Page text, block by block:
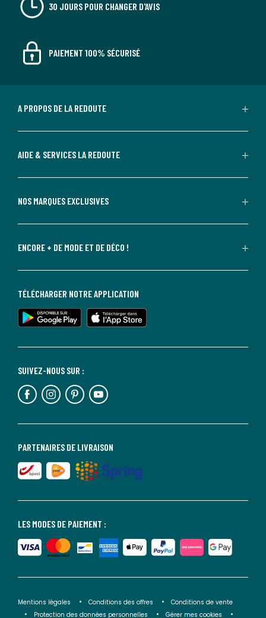
30 JOURS POUR CHANGER D'AVIS
PAIEMENT 100% SÉCURISÉ
A PROPOS DE LA REDOUTE
AIDE & SERVICES LA REDOUTE
NOS MARQUES EXCLUSIVES
ENCORE + DE MODE ET DE DÉCO !
LES MODES DE PAIEMENT :
PARTENAIRES DE LIVRAISON
SUIVEZ-NOUS SUR :
TÉLÉCHARGER NOTRE APPLICATION
Mentions légales Conditions des offres
Conditions de vente
Protection des données personnelles
Gérer mes cookies